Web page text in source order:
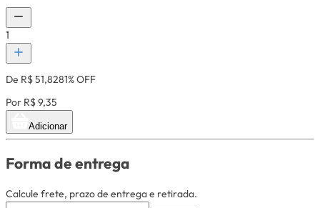
1
De R$ 51,8281% OFF
Por R$ 9,35
Adicionar
Forma de entrega
Calcule frete, prazo de entrega e retirada.